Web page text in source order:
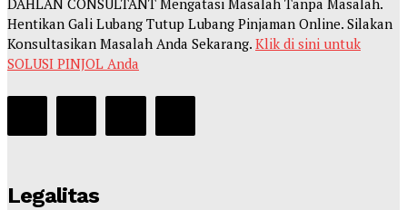
Hentikan Gali Lubang Tutup Lubang Pinjaman Online. Silakan
Konsultasikan Masalah Anda Sekarang. Klik di sini untuk
SOLUSI PINJOL Anda
Legalitas